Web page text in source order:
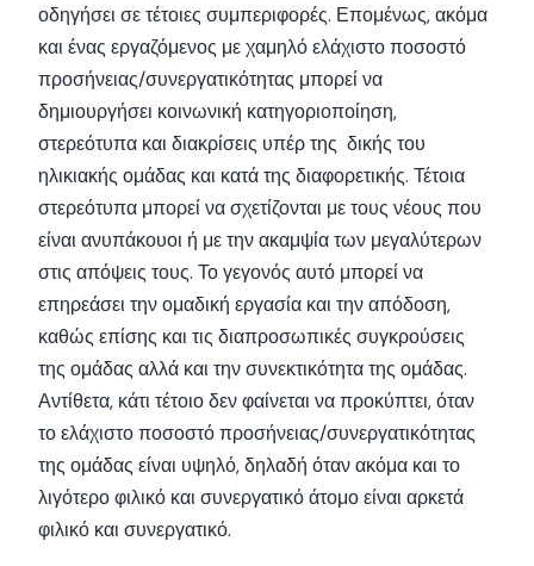
οδηγήσει σε τέτοιες συμπεριφορές. Επομένως, ακόμα
και ένας εργαζόμενος με χαμηλό ελάχιστο ποσοστό
προσήνειας/συνεργατικότητας μπορεί να
δημιουργήσει κοινωνική κατηγοριοποίηση,
στερεότυπα και διακρίσεις υπέρ της δικής του
ηλικιακής ομάδας και κατά της διαφορετικής. Τέτοια
στερεότυπα μπορεί να σχετίζονται με τους νέους που
είναι ανυπάκουοι ή με την ακαμψία των μεγαλύτερων
στις απόψεις τους. Το γεγονός αυτό μπορεί να
επηρεάσει την ομαδική εργασία και την απόδοση,
καθώς επίσης και τις διαπροσωπικές συγκρούσεις
της ομάδας αλλά και την συνεκτικότητα της ομάδας.
Αντίθετα, κάτι τέτοιο δεν φαίνεται να προκύπτει, όταν
το ελάχιστο ποσοστό προσήνειας/συνεργατικότητας
της ομάδας είναι υψηλό, δηλαδή όταν ακόμα και το
λιγότερο φιλικό και συνεργατικό άτομο είναι αρκετά
φιλικό και συνεργατικό.